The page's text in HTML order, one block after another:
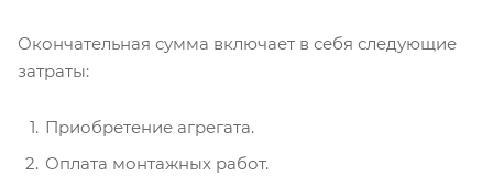
Окончательная сумма включает в себя следующие
затраты:
Приобретение агрегата.
Оплата монтажных работ.